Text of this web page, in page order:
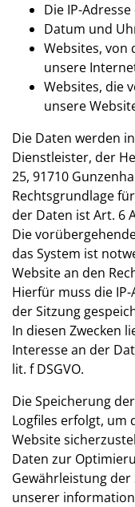
Die IP-
Datum und
Websites, von
unsere
Websites, die
unsere
Die Daten werden
Dienstleister, der
25, 91710
Rechtsgrundlage
der Daten ist Art. 6
Die
das System ist
Website an den
Hierfür muss die
der Sitzung
In diesen Zwecken
Interesse an der
lit. f DSGVO.
Die Speicherung
Logfiles erfolgt, um
Website
Daten zur
Gewährleistung der
unserer